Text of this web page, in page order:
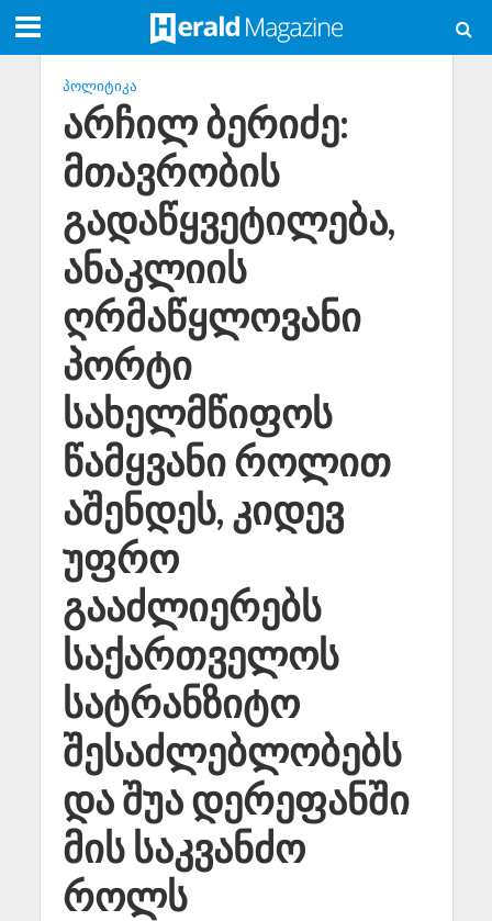
ᲞᲝᲚᲘᲢᲘᲙᲐ
არჩილ ბერიძე:
მთავრობის
გადაწყვეტილება,
ანაკლიის
ღრმაწყლოვანი
პორტი
სახელმწიფოს
წამყვანი როლით
აშენდეს, კიდევ
უფრო
გააძლიერებს
საქართველოს
სატრანზიტო
შესაძლებლობებს
და შუა დერეფანში
მის საკვანძო
როლს